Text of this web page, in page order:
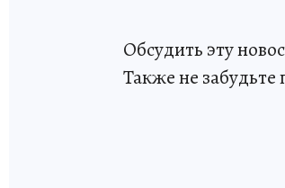
Обсудить эту
Также не забудьте